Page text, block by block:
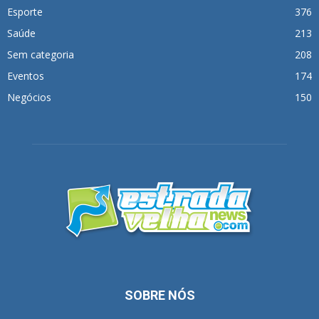
Esporte
376
Saúde
213
Sem categoria
208
Eventos
174
Negócios
150
SOBRE NÓS